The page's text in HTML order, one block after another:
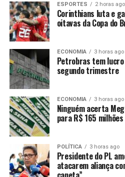
Do outro lado, estará Ary
14 vitórias e quatro derrotas na
foi em março deste ano e
dividida no Shooto.
Receba em seu WhatsApp
Notícias. Clique aqui.
Comentários
ESPORTES 2 horas ago
Corinthians luta e
oitavas da Copa do
ECONOMIA 3 horas ago
Petrobras tem
segundo trimestre
ECONOMIA 3 horas ago
Ninguém acerta
para R$ 165 milhões
POLÍTICA 3 horas ago
Presidente do PL
atacarem aliança